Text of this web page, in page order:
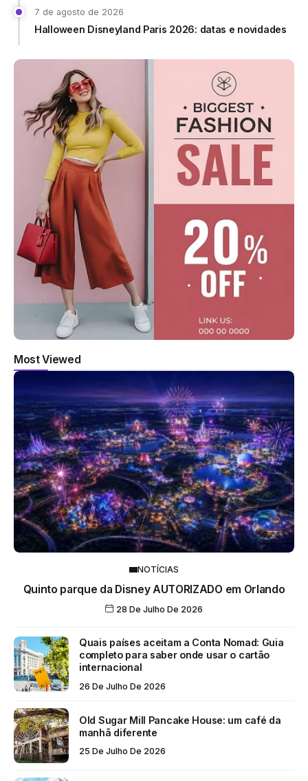
7 de agosto de 2026
Halloween Disneyland Paris 2026: datas e novidades
Most Viewed
NOTÍCIAS
Quinto parque da Disney AUTORIZADO em Orlando
28 De Julho De 2026
Quais países aceitam a Conta Nomad: Guia
completo para saber onde usar o cartão
internacional
26 De Julho De 2026
Old Sugar Mill Pancake House: um café da
manhã diferente
25 De Julho De 2026